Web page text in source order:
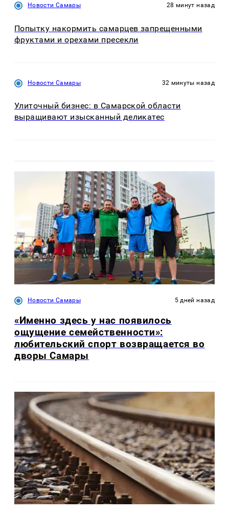
Новости Самары 28 минут назад
Попытку накормить самарцев запрещенными
фруктами и орехами пресекли
Новости Самары 32 минуты назад
Улиточный бизнес: в Самарской области
выращивают изысканный деликатес
Новости Самары 5 дней назад
«Именно здесь у нас появилось
ощущение семейственности»:
любительский спорт возвращается во
дворы Самары